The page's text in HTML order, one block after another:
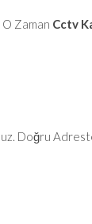
Zaman Cctv
Doğru